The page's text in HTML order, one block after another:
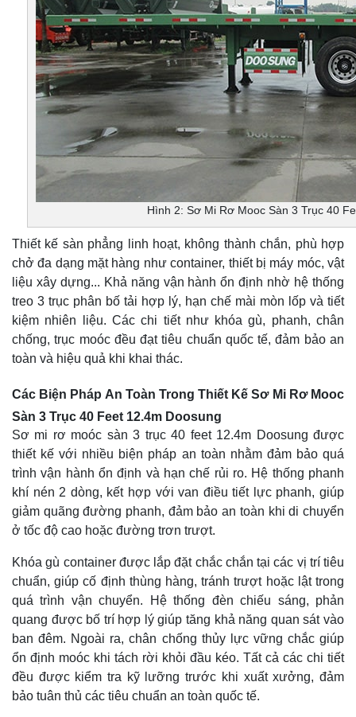
Hình 2: Sơ Mi Rơ Mooc Sàn 3 Trục 40
Thiết kế sàn phẳng linh hoạt, không thành chắn, phù hợp
chở đa dạng mặt hàng như container, thiết bị máy móc, vật
liệu xây dựng... Khả năng vận hành ổn định nhờ hệ thống
treo 3 trục phân bố tải hợp lý, hạn chế mài mòn lốp và tiết
kiệm nhiên liệu. Các chi tiết như khóa gù, phanh, chân
chống, trục moóc đều đạt tiêu chuẩn quốc tế, đảm bảo an
toàn và hiệu quả khi khai thác.
Các Biện Pháp An Toàn Trong Thiết Kế Sơ Mi Rơ Mooc
Sàn 3 Trục 40 Feet 12.4m Doosung
Sơ mi rơ moóc sàn 3 trục 40 feet 12.4m Doosung được
thiết kế với nhiều biện pháp an toàn nhằm đảm bảo quá
trình vận hành ổn định và hạn chế rủi ro. Hệ thống phanh
khí nén 2 dòng, kết hợp với van điều tiết lực phanh, giúp
giảm quãng đường phanh, đảm bảo an toàn khi di chuyển
ở tốc độ cao hoặc đường trơn trượt.
Khóa gù container được lắp đặt chắc chắn tại các vị trí tiêu
chuẩn, giúp cố định thùng hàng, tránh trượt hoặc lật trong
quá trình vận chuyển. Hệ thống đèn chiếu sáng, phản
quang được bố trí hợp lý giúp tăng khả năng quan sát vào
ban đêm. Ngoài ra, chân chống thủy lực vững chắc giúp
ổn định moóc khi tách rời khỏi đầu kéo. Tất cả các chi tiết
đều được kiểm tra kỹ lưỡng trước khi xuất xưởng, đảm
bảo tuân thủ các tiêu chuẩn an toàn quốc tế.